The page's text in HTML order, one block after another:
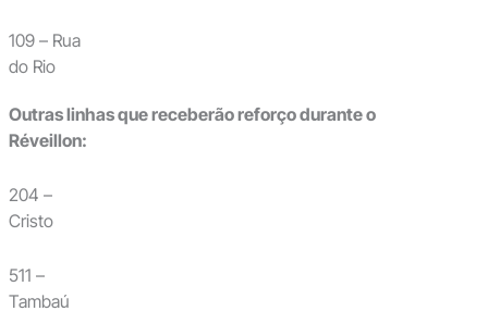
109 – Rua
do Rio
Outras linhas que receberão reforço durante o
Réveillon:
204 –
Cristo
511 –
Tambaú